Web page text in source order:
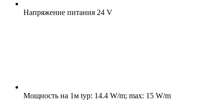
Напряжение питания 24 V
Мощность на 1м typ: 14.4 W/m; max: 15 W/m